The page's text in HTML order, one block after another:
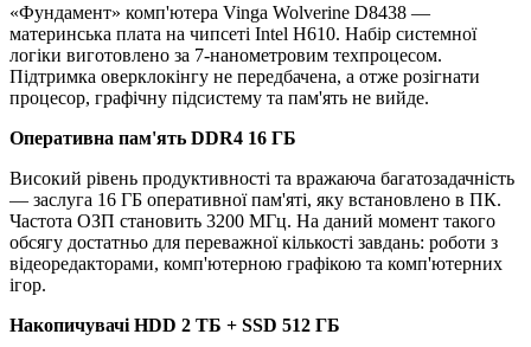
«Фундамент» комп'ютера Vinga Wolverine D8438 —
материнська плата на чипсеті Intel H610. Набір системної
логіки виготовлено за 7-нанометровим техпроцесом.
Підтримка оверклокінгу не передбачена, а отже розігнати
процесор, графічну підсистему та пам'ять не вийде.
Оперативна пам'ять DDR4 16 ГБ
Високий рівень продуктивності та вражаюча багатозадачність
— заслуга 16 ГБ оперативної пам'яті, яку встановлено в ПК.
Частота ОЗП становить 3200 МГц. На даний момент такого
обсягу достатньо для переважної кількості завдань: роботи з
відеоредакторами, комп'ютерною графікою та комп'ютерних
ігор.
Накопичувачі HDD 2 TБ + SSD 512 ГБ